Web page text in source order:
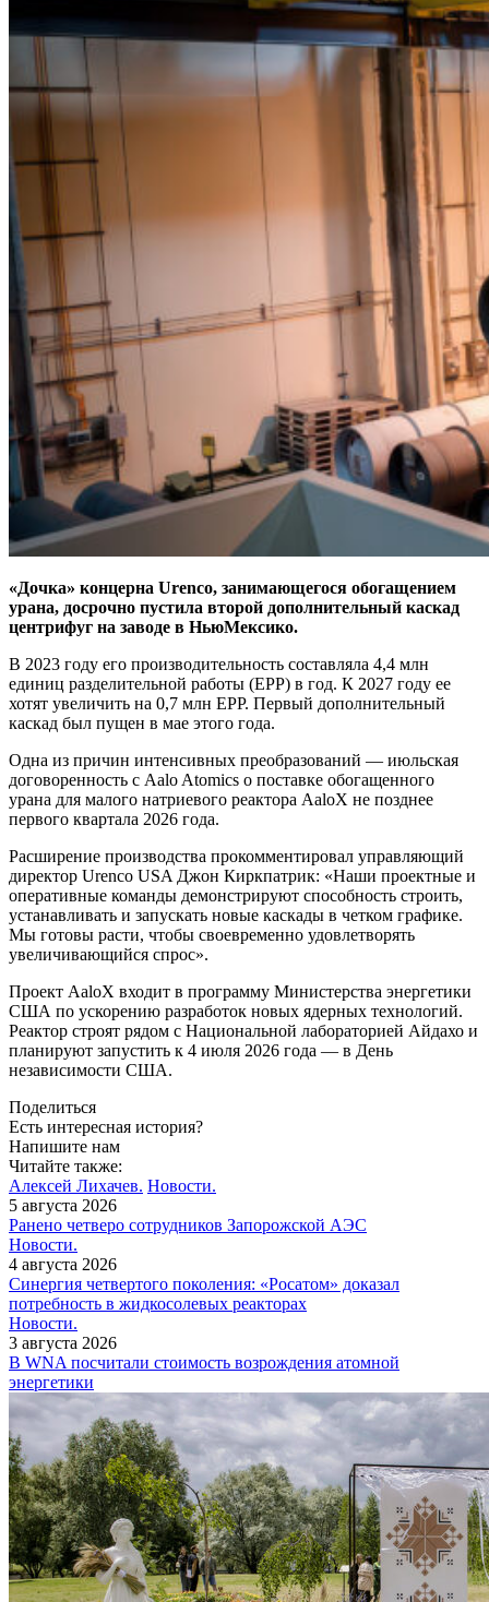
«Дочка» концерна Urenco, занимающегося обогащением
урана, досрочно пустила второй дополнительный каскад
центрифуг на заводе в Нью­Мексико.
В 2023 году его производительность составляла 4,4 млн
единиц разделительной работы (ЕРР) в год. К 2027 году ее
хотят увеличить на 0,7 млн ЕРР. Первый дополнительный
каскад был пущен в мае этого года.
Одна из причин интенсивных преобразований — ​июльская
договоренность с Aalo Atomics о поставке обогащенного
урана для малого натриевого реактора Aalo­X не позднее
первого квартала 2026 года.
Расширение производства прокомментировал управляющий
директор Urenco USA Джон Киркпатрик: «Наши проектные и
оперативные команды демонстрируют способность строить,
устанавливать и запускать новые каскады в четком графике.
Мы готовы расти, чтобы своевременно удовлетворять
увеличивающийся спрос».
Проект Aalo­X входит в программу Министерства энергетики
США по ускорению разработок новых ядерных технологий.
Реактор строят рядом с Национальной лабораторией Айдахо и
планируют запустить к 4 июля 2026 года — ​в День
независимости США.
Поделиться
Есть интересная история?
Напишите нам
Читайте также:
Алексей Лихачев. Новости.
5 августа 2026
Ранено четверо сотрудников Запорожской АЭС
Новости.
4 августа 2026
Синергия четвертого поколения: «Росатом» доказал
потребность в жидкосолевых реакторах
Новости.
3 августа 2026
В WNA посчитали стоимость возрождения атомной
энергетики